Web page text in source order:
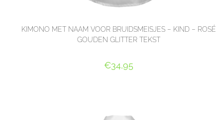
KIMONO MET NAAM VOOR BRUIDSMEISJES – KIND – ROSÉ
GOUDEN GLITTER TEKST
€34,95